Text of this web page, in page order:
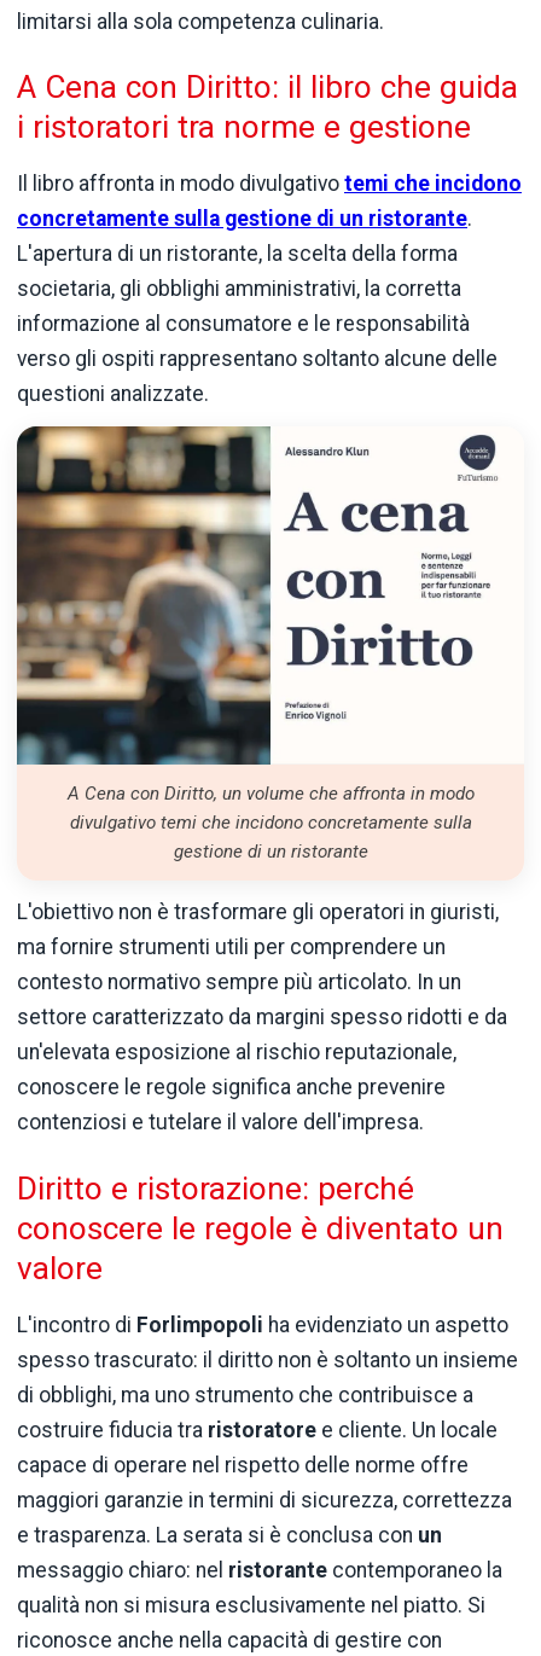
limitarsi alla sola competenza culinaria.
A Cena con Diritto: il libro che guida
i ristoratori tra norme e gestione
Il libro affronta in modo divulgativo temi che incidono
concretamente sulla gestione di un ristorante.
L'apertura di un ristorante, la scelta della forma
societaria, gli obblighi amministrativi, la corretta
informazione al consumatore e le responsabilità
verso gli ospiti rappresentano soltanto alcune delle
questioni analizzate.
A Cena con Diritto, un volume che affronta in modo
divulgativo temi che incidono concretamente sulla
gestione di un ristorante
L'obiettivo non è trasformare gli operatori in giuristi,
ma fornire strumenti utili per comprendere un
contesto normativo sempre più articolato. In un
settore caratterizzato da margini spesso ridotti e da
un'elevata esposizione al rischio reputazionale,
conoscere le regole significa anche prevenire
contenziosi e tutelare il valore dell'impresa.
Diritto e ristorazione: perché
conoscere le regole è diventato un
valore
L'incontro di Forlimpopoli ha evidenziato un aspetto
spesso trascurato: il diritto non è soltanto un insieme
di obblighi, ma uno strumento che contribuisce a
costruire fiducia tra ristoratore e cliente. Un locale
capace di operare nel rispetto delle norme offre
maggiori garanzie in termini di sicurezza, correttezza
e trasparenza. La serata si è conclusa con un
messaggio chiaro: nel ristorante contemporaneo la
qualità non si misura esclusivamente nel piatto. Si
riconosce anche nella capacità di gestire con